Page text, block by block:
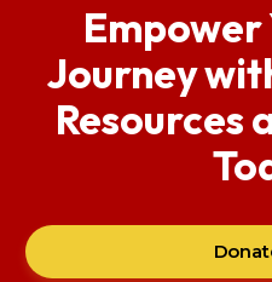
Empower
Journey
Resources